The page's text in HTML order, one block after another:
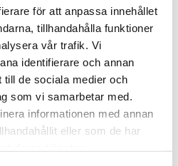
för att anpassa innehållet
tillhandahålla funktioner
vår trafik. Vi
identifierare och annan
till de sociala medier och
som vi samarbetar med.
informationen med annan
eller som de har
och
1661 kr